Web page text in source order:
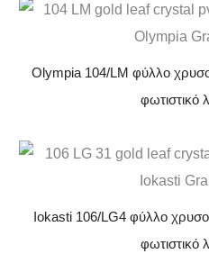
Olympia 104/LM φύλλο
φωτιστικό
Iokasti 106/LG4 φύλλο
φωτιστικό